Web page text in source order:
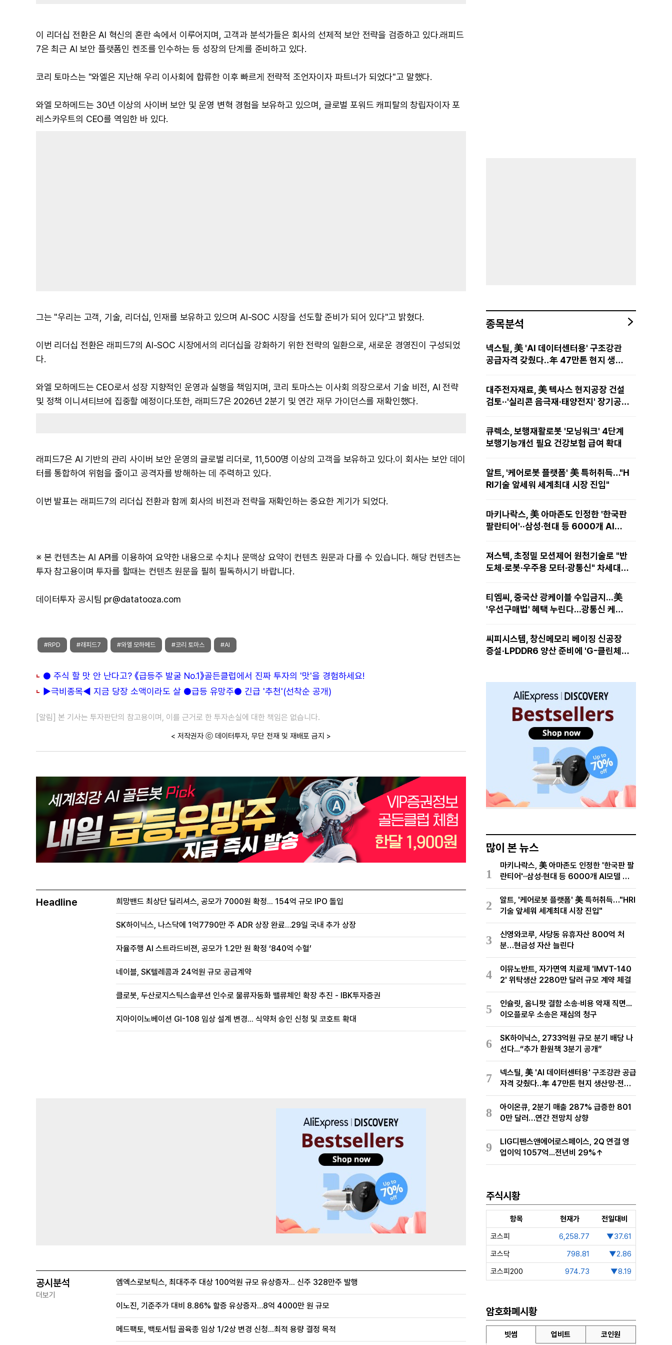
이 리더십 전환은 AI 혁신의 혼란 속에서 이루어지며, 고객과 분석가들은 회사의 선제적 보안 전략을 검증하고 있다.래피드
7은 최근 AI 보안 플랫폼인 켄조를 인수하는 등 성장의 단계를 준비하고 있다.
코리 토마스는 "와엘은 지난해 우리 이사회에 합류한 이후 빠르게 전략적 조언자이자 파트너가 되었다"고 말했다.
와엘 모하메드는 30년 이상의 사이버 보안 및 운영 변혁 경험을 보유하고 있으며, 글로벌 포워드 캐피탈의 창립자이자 포
레스카우트의 CEO를 역임한 바 있다.
그는 "우리는 고객, 기술, 리더십, 인재를 보유하고 있으며 AI-SOC 시장을 선도할 준비가 되어 있다"고 밝혔다.
이번 리더십 전환은 래피드7의 AI-SOC 시장에서의 리더십을 강화하기 위한 전략의 일환으로, 새로운 경영진이 구성되었
다.
와엘 모하메드는 CEO로서 성장 지향적인 운영과 실행을 책임지며, 코리 토마스는 이사회 의장으로서 기술 비전, AI 전략
및 정책 이니셔티브에 집중할 예정이다.또한, 래피드7은 2026년 2분기 및 연간 재무 가이던스를 재확인했다.
래피드7은 AI 기반의 관리 사이버 보안 운영의 글로벌 리더로, 11,500명 이상의 고객을 보유하고 있다.이 회사는 보안 데이
터를 통합하여 위험을 줄이고 공격자를 방해하는 데 주력하고 있다.
이번 발표는 래피드7의 리더십 전환과 함께 회사의 비전과 전략을 재확인하는 중요한 계기가 되었다.
※ 본 컨텐츠는 AI API를 이용하여 요약한 내용으로 수치나 문맥상 요약이 컨텐츠 원문과 다를 수 있습니다. 해당 컨텐츠는
투자 참고용이며 투자를 할때는 컨텐츠 원문을 필히 필독하시기 바랍니다.
데이터투자 공시팀 pr@datatooza.com
#RPD #래피드7 #와엘 모하메드 #코리 토마스 #AI
● 주식 할 맛 안 난다고? 《급등주 발굴 No.1》골든클럽에서 진짜 투자의 '맛'을 경험하세요!
▶극비종목◀ 지금 당장 소액이라도 살 ●급등 유망주● 긴급 '추천'(선착순 공개)
[알림] 본 기사는 투자판단의 참고용이며, 이를 근거로 한 투자손실에 대한 책임은 없습니다.
< 저작권자 ⓒ 데이터투자, 무단 전재 및 재배포 금지 >
Headline 희망밴드 최상단 딜리셔스, 공모가 7000원 확정... 154억 규모 IPO 돌입
SK하이닉스, 나스닥에 1억7790만 주 ADR 상장 완료…29일 국내 추가 상장
자율주행 AI 스트라드비젼, 공모가 1.2만 원 확정 ‘840억 수혈’
네이블, SK텔레콤과 24억원 규모 공급계약
클로봇, 두산로지스틱스솔루션 인수로 물류자동화 밸류체인 확장 추진 - IBK투자증권
지아이이노베이션 GI-108 임상 설계 변경... 식약처 승인 신청 및 코호트 확대
공시분석
더보기
엠엑스로보틱스, 최대주주 대상 100억원 규모 유상증자... 신주 328만주 발행
이노진, 기준주가 대비 8.86% 할증 유상증자…8억 4000만 원 규모
메드팩토, 백토서팁 골육종 임상 1/2상 변경 신청...최적 용량 결정 목적
종목분석
넥스틸, 美 'AI 데이터센터용' 구조강관
공급자격 갖췄다‥年 47만톤 현지 생산
대주전자재료, 美 텍사스 현지공장 건설
검토··'실리콘 음극재·태양전지' 장기공급
큐렉소, 보행재활로봇 '모닝워크' 4단계
보행기능개선 필요 건강보험 급여 확대
알트, '케어로봇 플랫폼' 美 특허취득…"H
RI기술 앞세워 세계최대 시장 진입"
마키나락스, 美 아마존도 인정한 '한국판
팔란티어'··삼성·현대 등 6000개 AI모
져스텍, 초정밀 모션제어 원천기술로 "반
도체·로봇·우주용 모터·광통신" 차세대
티엠씨, 중국산 광케이블 수입금지...美
'우선구매법' 혜택 누린다...광통신 케이
씨피시스템, 창신메모리 베이징 신공장
증설·LPDDR6 양산 준비에 'G-클린체
많이 본 뉴스
1
마키나락스, 美 아마존도 인정한 '한국판 팔
란티어'··삼성·현대 등 6000개 AI모델 현
장적용
2
알트, '케어로봇 플랫폼' 美 특허취득…"HRI
기술 앞세워 세계최대 시장 진입"
3
신영와코루, 사당동 유휴자산 800억 처
분…현금성 자산 늘린다
4
이뮤노반트, 자가면역 치료제 'IMVT-140
2' 위탁생산 2280만 달러 규모 계약 체결
5
인슐릿, 옴니팟 결함 소송·비용 악재 직면...
이오플로우 소송은 재심의 청구
6
SK하이닉스, 2733억원 규모 분기 배당 나
선다...“추가 환원책 3분기 공개”
7
넥스틸, 美 'AI 데이터센터용' 구조강관 공급
자격 갖췄다‥年 47만톤 현지 생산망·전미
유통망 구축
8
아이온큐, 2분기 매출 287% 급증한 801
0만 달러…연간 전망치 상향
9
LIG디펜스앤에어로스페이스, 2Q 연결 영
업이익 1057억...전년비 29%↑
주식시황
항목 현재가
전일대비
코스피
6,258.77
▼37.61
코스닥
798.81
▼2.86
코스피200
974.73 ▼8.19
암호화폐시황
빗썸 업비트 코인원